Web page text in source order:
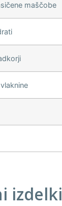
maščobe
izdelki